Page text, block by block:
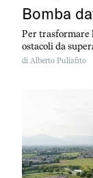
Bomba
Per trasformare
ostacoli da
di Alberto Puliafito